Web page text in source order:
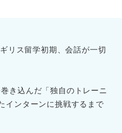
リス留学初期、会話が一切
き込んだ「独自のトレーニ
インターンに挑戦するまで